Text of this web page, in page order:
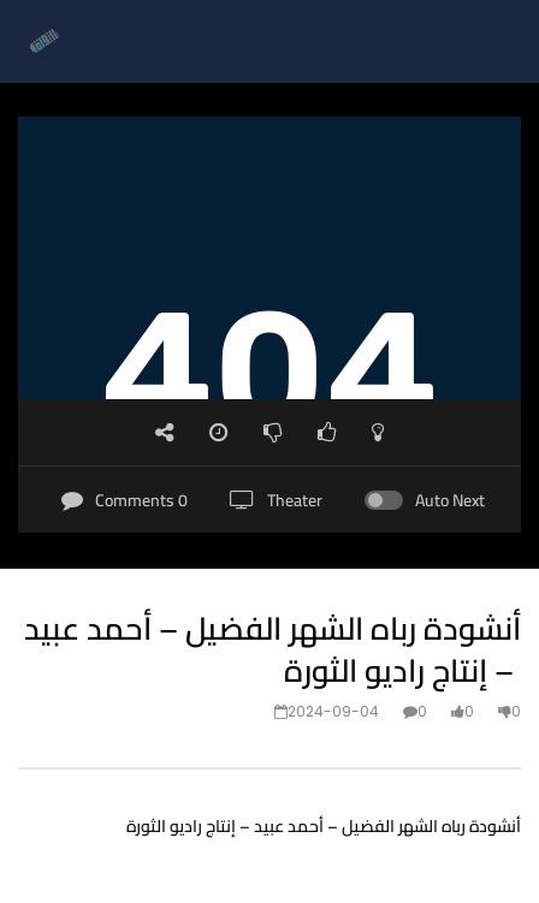
Auto Next
Theater
0 Comments
أنشودة رباه الشهر الفضيل – أحمد عبيد
2024-09-04 0 0 0
أنشودة رباه الشهر الفضيل – أحمد عبيد – إنتاج راديو الثورة